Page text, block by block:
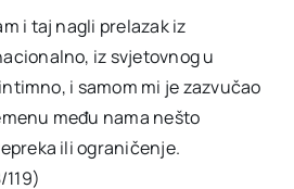
i taj nagli prelazak iz
iz svjetovnog u
i samom mi je zazvučao
među nama nešto
ili ograničenje.